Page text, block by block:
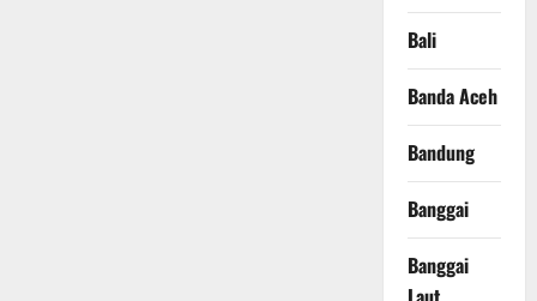
Bali
Banda Aceh
Bandung
Banggai
Banggai